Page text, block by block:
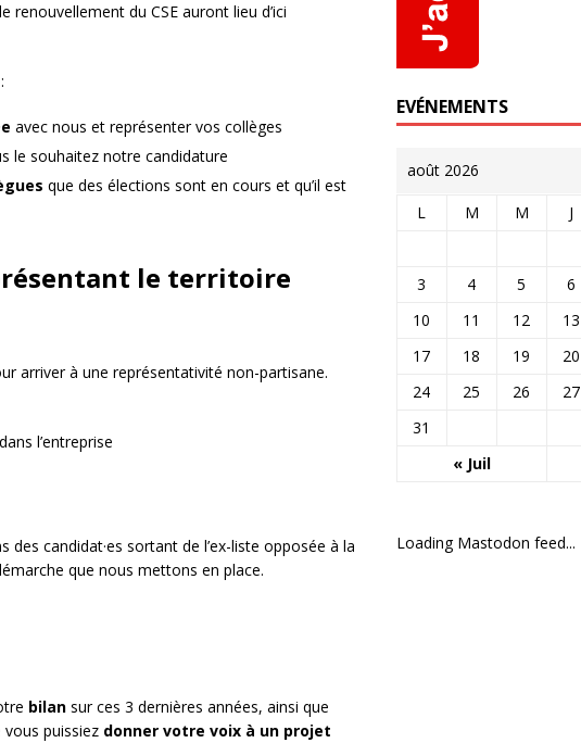
renouvellement du CSE auront lieu d’ici
avec nous et représenter vos collèges
le souhaitez notre candidature
que des élections sont en cours et qu’il est
le territoire
arriver à une représentativité non-partisane.
l’entreprise
candidat·es sortant de l’ex-liste opposée à la
que nous mettons en place.
bilan sur ces 3 dernières années, ainsi que
puissiez donner votre voix à un projet
EVÉNEMENTS
août 2026
L M M J
3
4 5 6
10
11 12 13
17
18 19 20
24
25 26 27
31
« Juil
Loading Mastodon feed...